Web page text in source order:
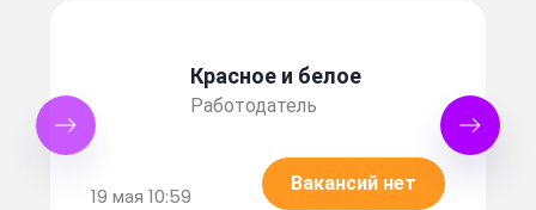
Красное и белое
Работодатель
19 мая 10:59 Вакансий нет